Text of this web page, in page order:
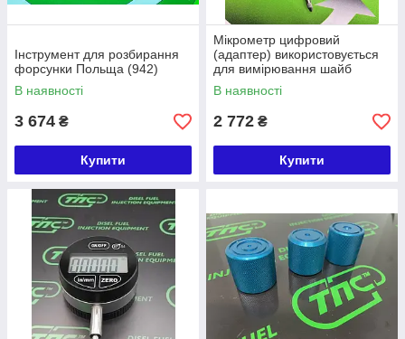
Інструмент для розбирання
форсунки Польща (942)
В наявності
3 674 ₴
Купити
Мікрометр цифровий
(адаптер) використовується
для вимірювання шайб
форсунок Common Rail
В наявності
2 772 ₴
Купити